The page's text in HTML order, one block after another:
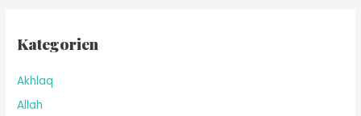
Kategorien
Akhlaq
Allah